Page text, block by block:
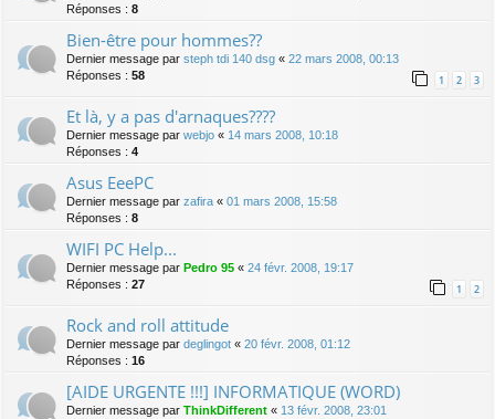
Réponses : 8
Bien-être pour hommes??
Dernier message par steph tdi 140 dsg « 22 mars 2008, 00:13
Réponses : 58 1 2 3
Et là, y a pas d'arnaques????
Dernier message par webjo « 14 mars 2008, 10:18
Réponses : 4
Asus EeePC
Dernier message par zafira « 01 mars 2008, 15:58
Réponses : 8
WIFI PC Help...
Dernier message par Pedro 95 « 24 févr. 2008, 19:17
Réponses : 27 1 2
Rock and roll attitude
Dernier message par deglingot « 20 févr. 2008, 01:12
Réponses : 16
[AIDE URGENTE !!!] INFORMATIQUE (WORD)
Dernier message par ThinkDifferent « 13 févr. 2008, 23:01